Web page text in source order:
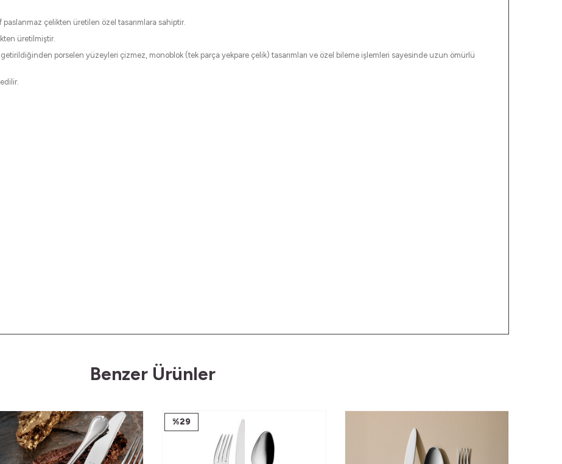
paslanmaz çelikten üretilen özel tasarımlara sahiptir.
üretilmiştir.
porselen yüzeyleri çizmez, monoblok (tek parça yekpare çelik) tasarımları ve özel bileme işlemleri sayesinde uzun ömürlü
Benzer Ürünler
%29